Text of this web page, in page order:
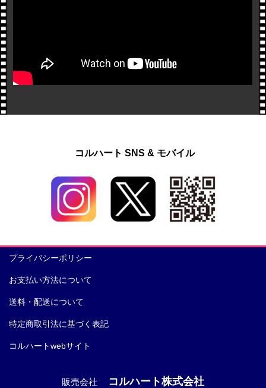
コルハート SNS & モバイル
プライバシーポリシー
お支払い方法について
送料・配送について
特定商取引法に基づく表記
コルハートwebサイト
販売会社 コルハート株式会社